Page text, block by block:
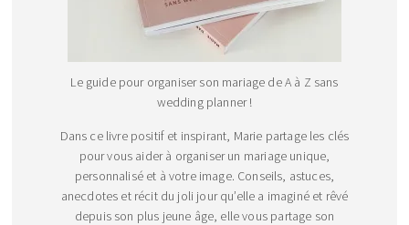
Le guide pour organiser son mariage de A à Z sans
wedding planner !
Dans ce livre positif et inspirant, Marie partage les clés
pour vous aider à organiser un mariage unique,
personnalisé et à votre image. Conseils, astuces,
anecdotes et récit du joli jour qu’elle a imaginé et rêvé
depuis son plus jeune âge, elle vous partage son